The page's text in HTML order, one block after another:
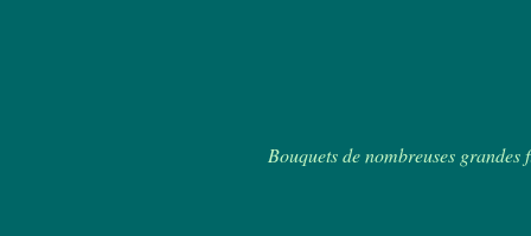
Bouquets de nombreuses